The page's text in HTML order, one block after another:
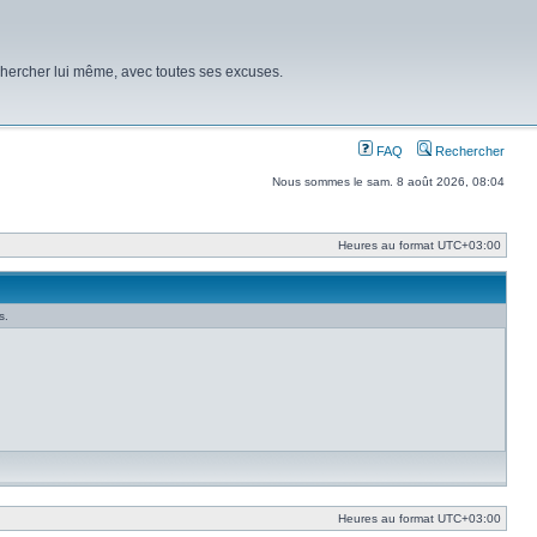
lui même, avec toutes ses excuses.
FAQ Rechercher
Nous sommes le sam. 8 août 2026, 08:04
Heures au format UTC+03:00
Heures au format UTC+03:00